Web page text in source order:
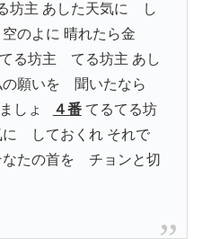
坊主 あした天気に し
のよに 晴れたら金
る坊主 てる坊主 あし
願いを 聞いたなら
しょ
４番てるてる坊
しておくれ それで
たの首を チョンと切